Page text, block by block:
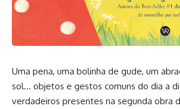
Uma pena, uma bolinha de gude, um
sol… objetos e gestos comuns do dia a
verdadeiros presentes na segunda obra